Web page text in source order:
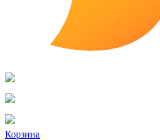
Корзина